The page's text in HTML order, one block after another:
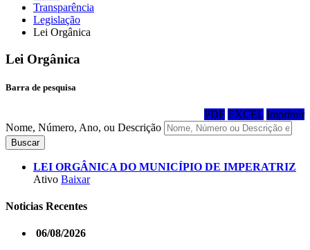
Transparência
Legislação
Lei Orgânica
Lei Orgânica
Barra de pesquisa
PDF EXCEL Imprimir
Nome, Número, Ano, ou Descrição
Buscar
LEI ORGÂNICA DO MUNICÍPIO DE IMPERATRIZ
Ativo Baixar
Noticias Recentes
06/08/2026